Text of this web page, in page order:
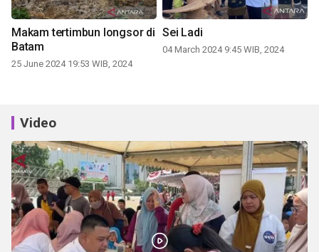
Makam tertimbun longsor di
Batam
25 June 2024 19:53 WIB, 2024
Sei Ladi
04 March 2024 9:45 WIB, 2024
Video